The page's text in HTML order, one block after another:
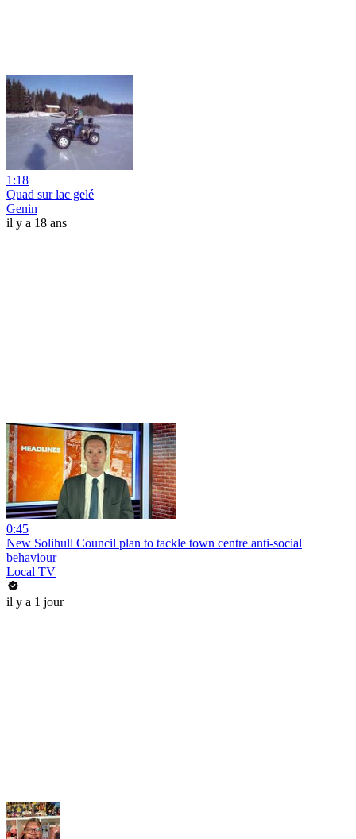
1:18
Quad sur lac gelé
Genin
il y a 18 ans
0:45
New Solihull Council plan to tackle town centre anti-social
behaviour
Local TV
il y a 1 jour